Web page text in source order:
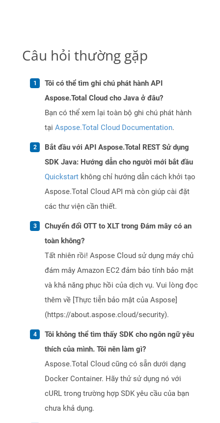
Câu hỏi thường gặp
Tôi có thể tìm ghi chú phát hành API
Aspose.Total Cloud cho Java ở đâu?
Bạn có thể xem lại toàn bộ ghi chú phát hành
tại Aspose.Total Cloud Documentation.
Bắt đầu với API Aspose.Total REST Sử dụng
SDK Java: Hướng dẫn cho người mới bắt đầu
Quickstart không chỉ hướng dẫn cách khởi tạo
Aspose.Total Cloud API mà còn giúp cài đặt
các thư viện cần thiết.
Chuyển đổi OTT to XLT trong Đám mây có an
toàn không?
Tất nhiên rồi! Aspose Cloud sử dụng máy chủ
đám mây Amazon EC2 đảm bảo tính bảo mật
và khả năng phục hồi của dịch vụ. Vui lòng đọc
thêm về [Thực tiễn bảo mật của Aspose]
(https://about.aspose.cloud/security).
Tôi không thể tìm thấy SDK cho ngôn ngữ yêu
thích của mình. Tôi nên làm gì?
Aspose.Total Cloud cũng có sẵn dưới dạng
Docker Container. Hãy thử sử dụng nó với
cURL trong trường hợp SDK yêu cầu của bạn
chưa khả dụng.